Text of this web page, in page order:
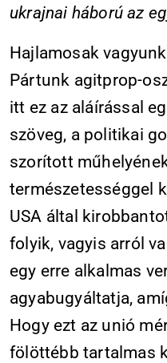
ukrajnai háború az
Hajlamosak
Pártunk agitprop-
itt ez az aláírással
szöveg, a politikai
szorított
természetességgel
USA által
folyik, vagyis arról
egy erre alkalmas
agyabugyáltatja,
Hogy ezt az unió
fölöttébb tartalmas